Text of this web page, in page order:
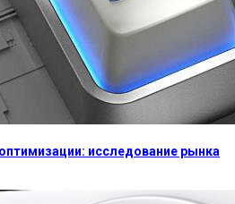
исследование рынка